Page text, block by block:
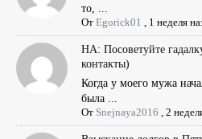
то, ...
ОтEgorick01 1 неделя
НА: Посоветуйте
контакты)
Когда у моего мужа
была ...
От Snejnaya2016 ,2